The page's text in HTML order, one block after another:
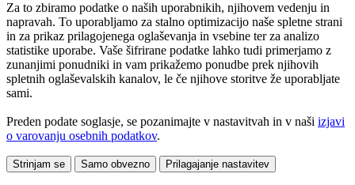
Za to zbiramo podatke o naših uporabnikih, njihovem vedenju in
napravah. To uporabljamo za stalno optimizacijo naše spletne strani
in za prikaz prilagojenega oglaševanja in vsebine ter za analizo
statistike uporabe. Vaše šifrirane podatke lahko tudi primerjamo z
zunanjimi ponudniki in vam prikažemo ponudbe prek njihovih
spletnih oglaševalskih kanalov, le če njihove storitve že uporabljate
sami.
Preden podate soglasje, se pozanimajte v nastavitvah in v naši izjavi
o varovanju osebnih podatkov.
Strinjam se Samo obvezno Prilagajanje nastavitev